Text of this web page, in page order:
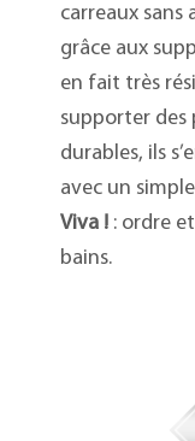
carreaux sans
grâce aux
en fait très
supporter des
durables, ils
avec un
Viva !: ordre
bains.